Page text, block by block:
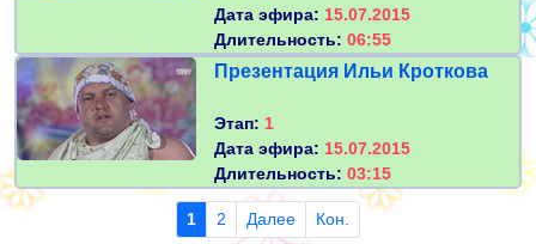
Дата эфира: 15.07.2015
Длительность: 06:55
Презентация Ильи Кроткова
Этап: 1
Дата эфира: 15.07.2015
Длительность: 03:15
1 2 Далее Кон.